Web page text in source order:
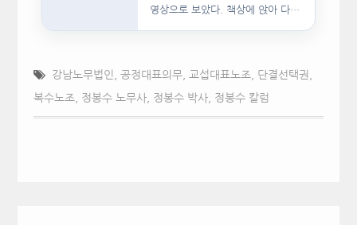
영상으로 보았다. 책상에 앉아 다른
강남노무법인 공정대표의무, 교섭대표노조 단결선택권
복수노조 정봉수 노무사, 정봉수 박사, 정봉수 칼럼